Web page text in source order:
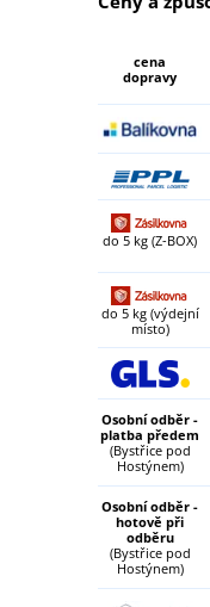
cena
dopravy
do 5 kg (Z-BOX)
do 5 kg (výdejní
místo)
Osobní odběr -
platba předem
(Bystřice pod
Hostýnem)
Osobní odběr -
hotově při
odběru
(Bystřice pod
Hostýnem)